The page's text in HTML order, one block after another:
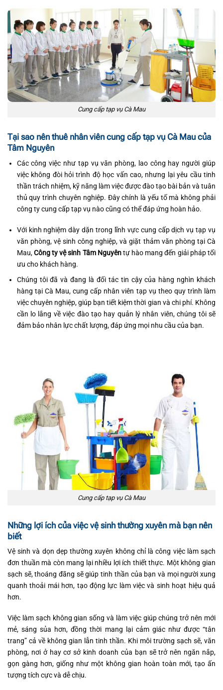
Cung cấp tạp vụ Cà Mau
Tại sao nên thuê nhân viên cung cấp tạp vụ Cà Mau của
Tâm Nguyên
Các công việc như tạp vụ văn phòng, lao công hay người giúp
việc không đòi hỏi trình độ học vấn cao, nhưng lại yêu cầu tinh
thần trách nhiệm, kỹ năng làm việc được đào tạo bài bản và tuân
thủ quy trình chuyên nghiệp. Đây chính là yếu tố mà không phải
công ty cung cấp tạp vụ nào cũng có thể đáp ứng hoàn hảo.
Với kinh nghiệm dày dặn trong lĩnh vực cung cấp dịch vụ tạp vụ
văn phòng, vệ sinh công nghiệp, và giặt thảm văn phòng tại Cà
Mau,Công ty vệ sinh Tâm Nguyêntự hào mang đến giải pháp tối
ưu cho khách hàng.
Chúng tôi đã và đang là đối tác tin cậy của hàng nghìn khách
hàng tại Cà Mau, cung cấp nhân viên tạp vụ theo quy trình làm
việc chuyên nghiệp, giúp bạn tiết kiệm thời gian và chi phí. Không
cần lo lắng về việc đào tạo hay quản lý nhân viên, chúng tôi sẽ
đảm bảo nhân lực chất lượng, đáp ứng mọi nhu cầu của bạn.
Cung cấp tạp vụ Cà Mau
Những lợi ích của việc vệ sinh thường xuyên mà bạn nên
biết
Vệ sinh và dọn dẹp thường xuyên không chỉ là công việc làm sạch
đơn thuần mà còn mang lại nhiều lợi ích thiết thực. Một không gian
sạch sẽ, thoáng đãng sẽ giúp tinh thần của bạn và mọi người xung
quanh thoải mái hơn, tạo động lực làm việc và sinh hoạt hiệu quả
hơn.
Việc làm sạch không gian sống và làm việc giúp chúng trở nên mới
mẻ, sáng sủa hơn, đồng thời mang lại cảm giác như được “tân
trang” cả về không gian lẫn tinh thần. Khi môi trường sạch sẽ, văn
phòng, nơi ở hay cơ sở kinh doanh của bạn sẽ trở nên ngăn nắp,
gọn gàng hơn, giống như một không gian hoàn toàn mới, tạo ấn
tượng tích cực và dễ chịu.